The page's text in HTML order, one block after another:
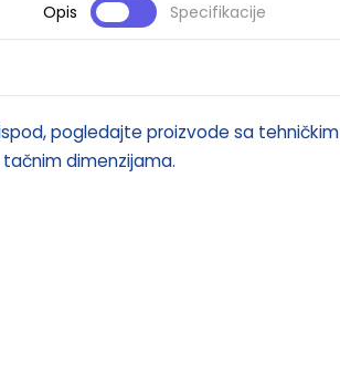
Opis Specifikacije
pogledajte proizvode sa tehničkim
dimenzijama.